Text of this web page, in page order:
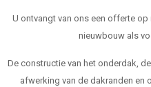
U ontvangt van ons een offerte
nieuwbouw als
De constructie van het onderdak,
afwerking van de dakranden en